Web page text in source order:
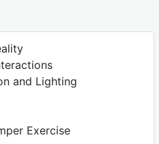
and Lighting
Exercise